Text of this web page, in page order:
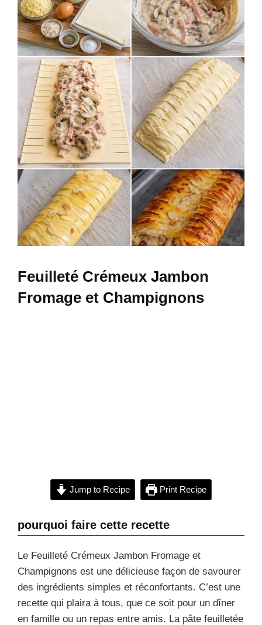
Feuilleté Crémeux Jambon
Fromage et Champignons
Jump to Recipe Print Recipe
pourquoi faire cette recette
Le Feuilleté Crémeux Jambon Fromage et
Champignons est une délicieuse façon de savourer
des ingrédients simples et réconfortants. C’est une
recette qui plaira à tous, que ce soit pour un dîner
en famille ou un repas entre amis. La pâte feuilletée